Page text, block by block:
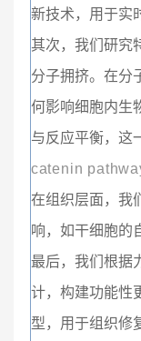
新技术，用于实
其次，我们研究
分子拥挤。在分
何影响细胞内生
与反应平衡，这
catenin
在组织层面，我
响，如干细胞的
最后，我们根据
计，构建功能性
型，用于组织修